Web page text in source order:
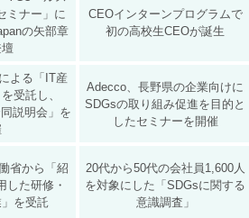
ミナー」に
の矢部章
CEOインターンプログラムで
初の高校生CEOが誕生
よる「IT産
受託し、
説明会」を
Adecco、長野県の企業向けに
SDGsの取り組み促進を目的と
したセミナーを開催
省から「紹
した研修・
を受託
20代から50代の会社員1,600人
を対象にした「SDGsに関する
意識調査」